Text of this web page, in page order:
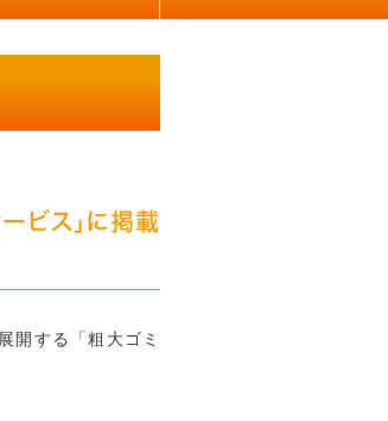
ビス」に掲載
開する「粗大ゴミ